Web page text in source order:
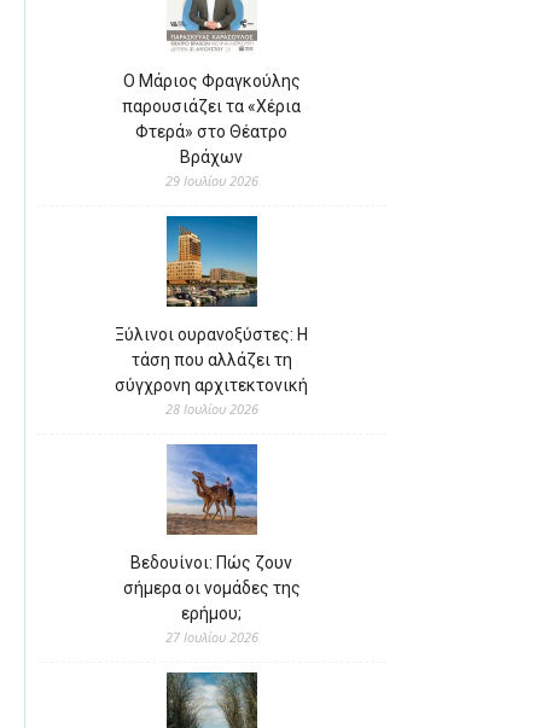
Ο Μάριος Φραγκούλης
παρουσιάζει τα «Χέρια
Φτερά» στο Θέατρο
Βράχων
29 Ιουλίου 2026
Ξύλινοι ουρανοξύστες: Η
τάση που αλλάζει τη
σύγχρονη αρχιτεκτονική
28 Ιουλίου 2026
Βεδουίνοι: Πώς ζουν
σήμερα οι νομάδες της
ερήμου;
27 Ιουλίου 2026